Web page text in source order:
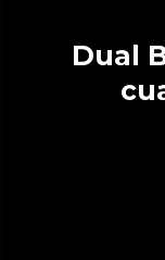
Dual Brush para limpiar